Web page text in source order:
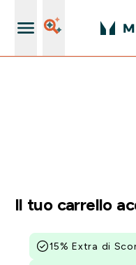
Il tuo carrello
15% Extra di